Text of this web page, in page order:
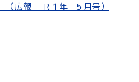
（広報 Ｒ１年 ５月号）